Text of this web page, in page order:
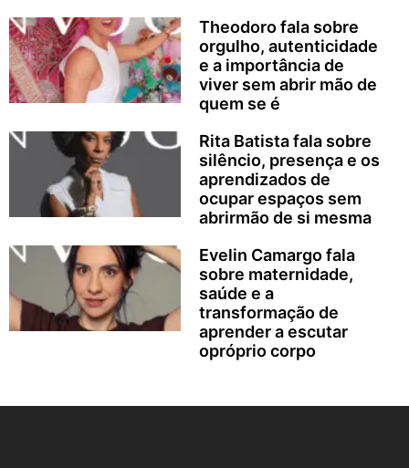
Theodoro fala sobre
orgulho, autenticidade
e a importância de
viver sem abrir mão de
quem se é
Rita Batista fala sobre
silêncio, presença e os
aprendizados de
ocupar espaços sem
abrirmão de si mesma
Evelin Camargo fala
sobre maternidade,
saúde e a
transformação de
aprender a escutar
opróprio corpo